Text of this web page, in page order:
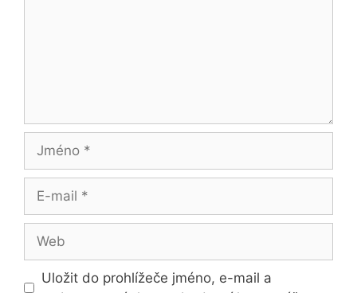
Jméno
mail
Uložit do prohlížeče jméno, e-mail a